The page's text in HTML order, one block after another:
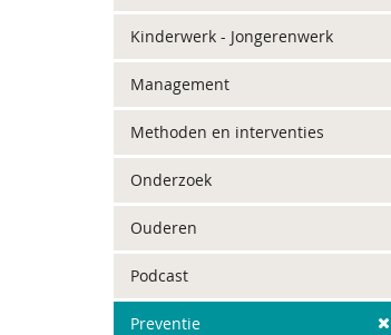
Kinderwerk - Jongerenwerk
Management
Methoden en interventies
Onderzoek
Ouderen
Podcast
Preventie